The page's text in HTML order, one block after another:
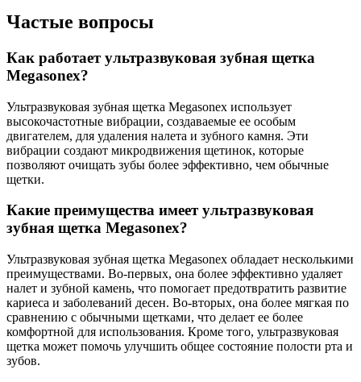
Частые вопросы
Как работает ультразвуковая зубная щетка
Megasonex?
Ультразвуковая зубная щетка Megasonex использует
высокочастотные вибрации, создаваемые ее особым
двигателем, для удаления налета и зубного камня. Эти
вибрации создают микродвижения щетинок, которые
позволяют очищать зубы более эффективно, чем обычные
щетки.
Какие преимущества имеет ультразвуковая
зубная щетка Megasonex?
Ультразвуковая зубная щетка Megasonex обладает несколькими
преимуществами. Во-первых, она более эффективно удаляет
налет и зубной камень, что помогает предотвратить развитие
кариеса и заболеваний десен. Во-вторых, она более мягкая по
сравнению с обычными щетками, что делает ее более
комфортной для использования. Кроме того, ультразвуковая
щетка может помочь улучшить общее состояние полости рта и
зубов.